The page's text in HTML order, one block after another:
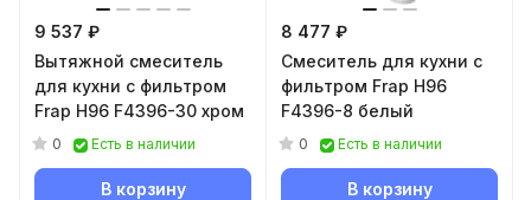
9 537 ₽
Вытяжной смеситель
для кухни с фильтром
Frap H96 F4396-30 хром
0 Есть в наличии
В корзину
8 477 ₽
Смеситель для кухни с
фильтром Frap H96
F4396-8 белый
0 Есть в наличии
В корзину